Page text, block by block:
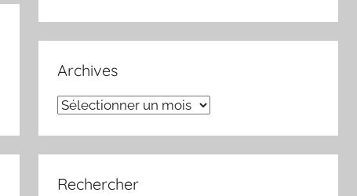
Archives
Archives
Rechercher